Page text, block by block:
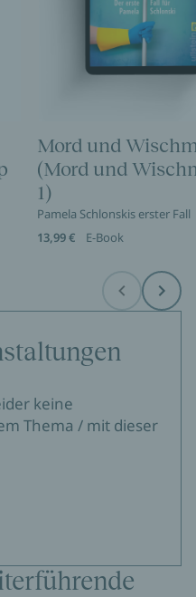
Mord und
(Mord und
1)
Pamela Schlonskis erster Fall
13,99 €
E-Book
Before Next
keine
Thema / mit dieser